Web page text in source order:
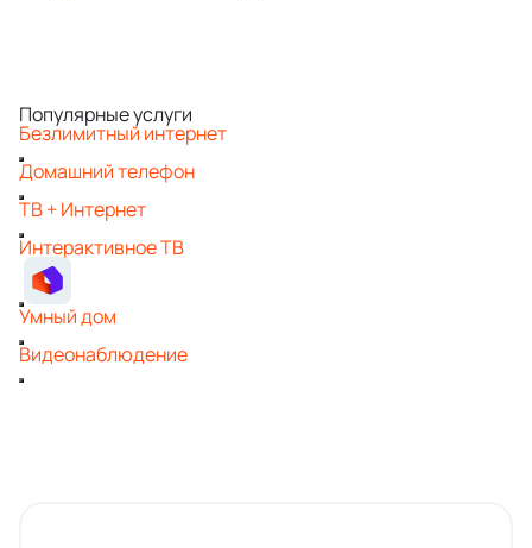
Популярные услуги
Безлимитный интернет
Домашний телефон
ТВ + Интернет
Интерактивное ТВ
Умный дом
Видеонаблюдение